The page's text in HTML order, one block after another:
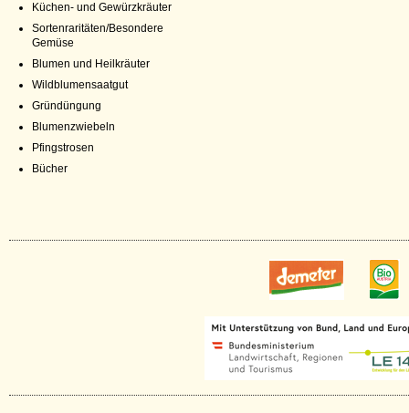
Küchen- und Gewürzkräuter
Sortenraritäten/Besondere
Gemüse
Blumen und Heilkräuter
Wildblumensaatgut
Gründüngung
Blumenzwiebeln
Pfingstrosen
Bücher